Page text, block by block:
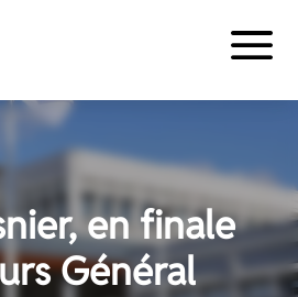
en finale
Général